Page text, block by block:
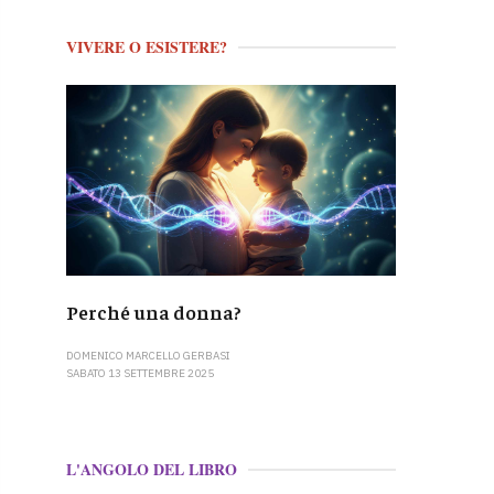
VIVERE O ESISTERE?
Perché una donna?
DOMENICO MARCELLO GERBASI
SABATO 13 SETTEMBRE 2025
L'ANGOLO DEL LIBRO